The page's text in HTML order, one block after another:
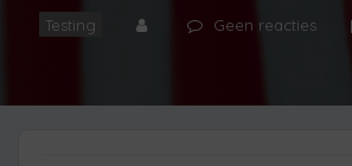
Testing Geen reacties